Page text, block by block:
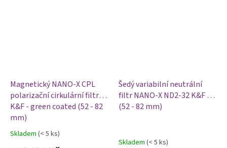
Magnetický NANO-X CPL
polarizační cirkulární filtr
K&F - green coated (52 - 82
mm)
Průměrné
Skladem (< 5 ks)
Šedý variabilní neutrální
filtr NANO-X ND2-32 K&F -
(52 - 82 mm)
Skladem (< 5 ks)